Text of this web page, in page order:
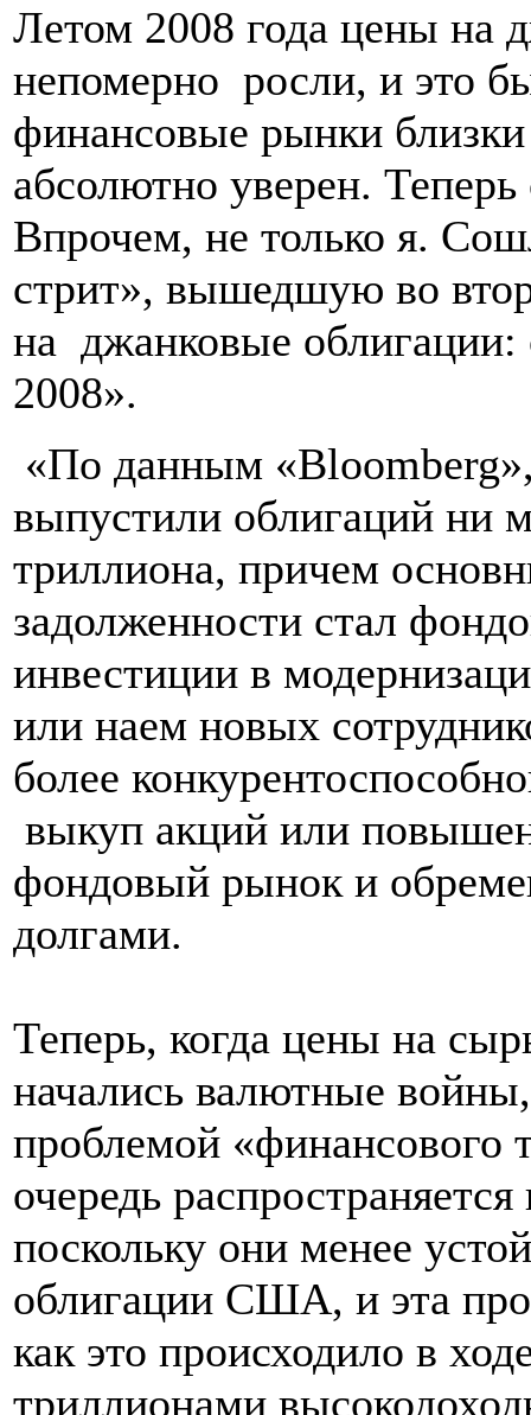
Летом 2008 года цены на
непомерно росли, и это
финансовые рынки
абсолютно уверен.
Впрочем, не только я.
стрит», вышедшую во
на джанковые облигации:
2008».
«По данным
выпустили облигаций ни
триллиона, причем
задолженности стал
инвестиции в
или наем новых
более
выкуп акций или
фондовый рынок и
долгами.
Теперь, когда цены на
начались валютные
проблемой «финансового
очередь
поскольку они менее
облигации США, и эта
как это происходило в
триллионами